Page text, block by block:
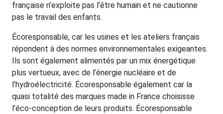
française n’exploite pas l’être humain et ne cautionne
pas le travail des enfants.
Écoresponsable, car les usines et les ateliers français
répondent à des normes environnementales exigeantes.
Ils sont également alimentés par un mix énergétique
plus vertueux, avec de l’énergie nucléaire et de
l’hydroélectricité. Écoresponsable également car la
quasi totalité des marques made in France choisisse
l’éco-conception de leurs produits. Écoresponsable